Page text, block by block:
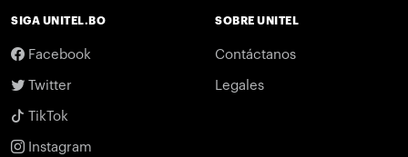
SIGA UNITEL.BO
Facebook
Twitter
TikTok
Instagram
SOBRE UNITEL
Contáctanos
Legales